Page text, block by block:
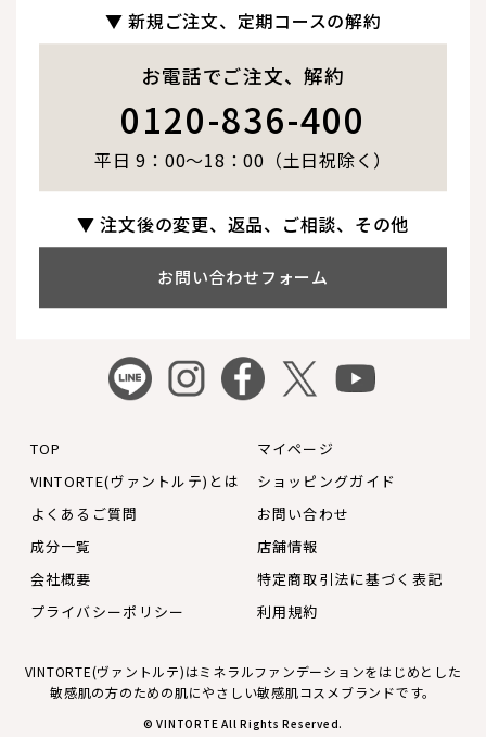
▼ 新規ご注文、定期コースの解約
お電話でご注文、解約
0120-836-400
平日 9：00～18：00（土日祝除く）
▼ 注文後の変更、返品、ご相談、その他
お問い合わせフォーム
TOP
マイページ
VINTORTE(ヴァントルテ)とは
ショッピングガイド
よくあるご質問
お問い合わせ
成分一覧
店舗情報
会社概要
特定商取引法に基づく表記
プライバシーポリシー
利用規約
VINTORTE(ヴァントルテ)はミネラルファンデーションをはじめとした
敏感肌の方のための肌にやさしい敏感肌コスメブランドです。
© VINTORTE All Rights Reserved.